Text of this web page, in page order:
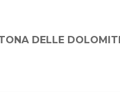
2026 INSIEME A MAPEI
DELLE